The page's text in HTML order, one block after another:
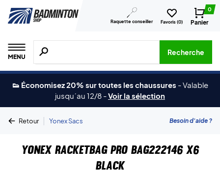
Raquette conseiller Favoris (0)
0
Panier
MENU
Recherche de produits, de marques, etc.
Recherche
👟 Économisez 20% sur toutes les chaussures -Valable
jusqu´au 12/8 -Voir la sélection
Retour | Yonex Sacs Besoin d'aide ?
Yonex Racketbag Pro BAG222146 X6
Black